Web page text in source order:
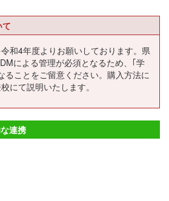
和4年度よりお願いしております。県
による管理が必須となるため、｢学
ることをご留意ください。購入方法に
にて説明いたします。
連携